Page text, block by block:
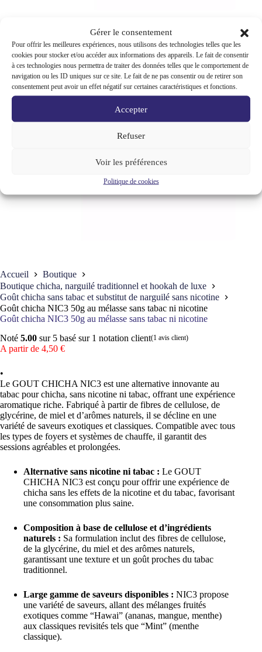
Gérer le consentement
Pour offrir les meilleures expériences, nous utilisons des technologies telles que les
cookies pour stocker et/ou accéder aux informations des appareils. Le fait de consentir
à ces technologies nous permettra de traiter des données telles que le comportement de
navigation ou les ID uniques sur ce site. Le fait de ne pas consentir ou de retirer son
consentement peut avoir un effet négatif sur certaines caractéristiques et fonctions.
Accepter
Refuser
Voir les préférences
Politique de cookies
Accueil
Boutique
Boutique chicha, narguilé traditionnel et hookah de luxe
Goût chicha sans tabac et substitut de narguilé sans nicotine
Goût chicha NIC3 50g au mélasse sans tabac ni nicotine
Goût chicha NIC3 50g au mélasse sans tabac ni nicotine
Noté 5.00 sur 5 basé sur 1 notation client(1 avis client)
A partir de 4,50 €
•
Le GOUT CHICHA NIC3 est une alternative innovante au
tabac pour chicha, sans nicotine ni tabac, offrant une expérience
aromatique riche. Fabriqué à partir de fibres de cellulose, de
glycérine, de miel et d’arômes naturels, il se décline en une
variété de saveurs exotiques et classiques. Compatible avec tous
les types de foyers et systèmes de chauffe, il garantit des
sessions agréables et prolongées.
Alternative sans nicotine ni tabac : Le GOUT
CHICHA NIC3 est conçu pour offrir une expérience de
chicha sans les effets de la nicotine et du tabac, favorisant
une consommation plus saine.
Composition à base de cellulose et d’ingrédients
naturels : Sa formulation inclut des fibres de cellulose,
de la glycérine, du miel et des arômes naturels,
garantissant une texture et un goût proches du tabac
traditionnel.
Large gamme de saveurs disponibles : NIC3 propose
une variété de saveurs, allant des mélanges fruités
exotiques comme “Hawai” (ananas, mangue, menthe)
aux classiques revisités tels que “Mint” (menthe
classique).